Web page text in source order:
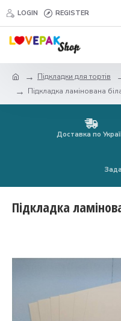
LOGIN REGISTER
Підкладки для тортів
Підкладка ламінована
Доставка по
Підкладка